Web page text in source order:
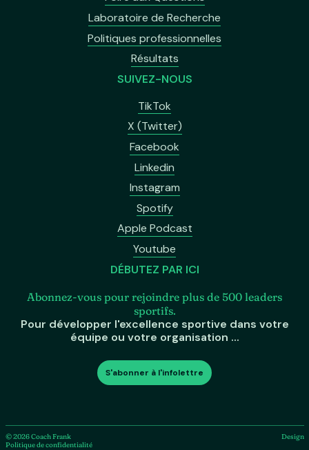
Laboratoire de Recherche
Politiques professionnelles
Résultats
SUIVEZ-NOUS
TikTok
X (Twitter)
Facebook
Linkedin
Instagram
Spotify
Apple Podcast
Youtube
DÉBUTEZ PAR ICI
Abonnez-vous pour rejoindre plus de 500 leaders
sportifs.
Pour développer l'excellence sportive dans votre
équipe ou votre organisation ...
S'abonner à l'infolettre
©2026Coach Frank
Politique de confidentialité
Design